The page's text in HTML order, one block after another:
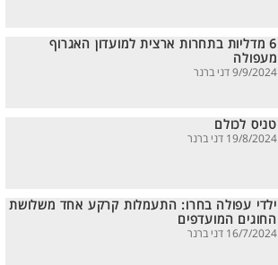
6 מדליות בתחרות ארצית למועדון האגרוף
מעפולה
9/9/2024 דני ברנר
טניס לכולם
19/8/2024 דני ברנר
ילדי עפולה בחרו: התעמלות קרקע אחד משלושת
החוגים המועדפים
16/7/2024 דני ברנר